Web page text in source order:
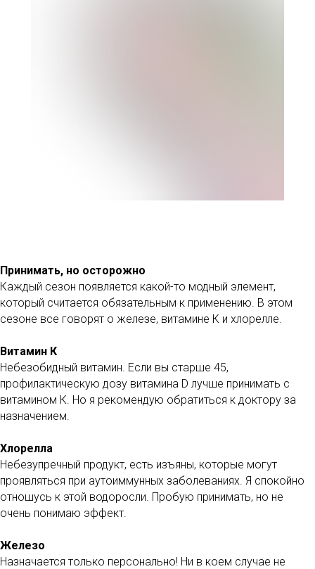
Принимать, но осторожно
Каждый сезон появляется какой-то модный элемент,
который считается обязательным к применению. В этом
сезоне все говорят о железе, витамине К и хлорелле.
Витамин К
Небезобидный витамин. Если вы старше 45,
профилактическую дозу витамина D лучше принимать с
витамином К. Но я рекомендую обратиться к доктору за
назначением.
Хлорелла
Небезупречный продукт, есть изъяны, которые могут
проявляться при аутоиммунных заболеваниях. Я спокойно
отношусь к этой водоросли. Пробую принимать, но не
очень понимаю эффект.
Железо
Назначается только персонально! Ни в коем случае не